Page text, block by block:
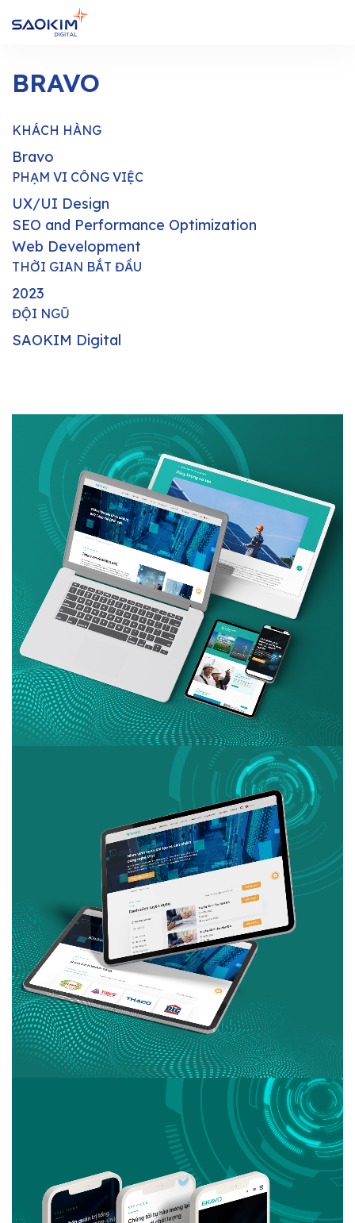
BRAVO
KHÁCH HÀNG
Bravo
PHẠM VI CÔNG VIỆC
UX/UI Design
SEO and Performance Optimization
Web Development
THỜI GIAN BẮT ĐẦU
2023
ĐỘI NGŨ
SAOKIM Digital